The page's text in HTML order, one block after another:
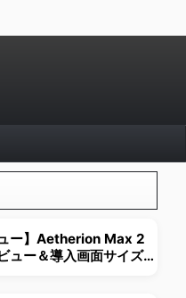
ュー】Aetherion Max 2
ュー＆導入画面サイズは